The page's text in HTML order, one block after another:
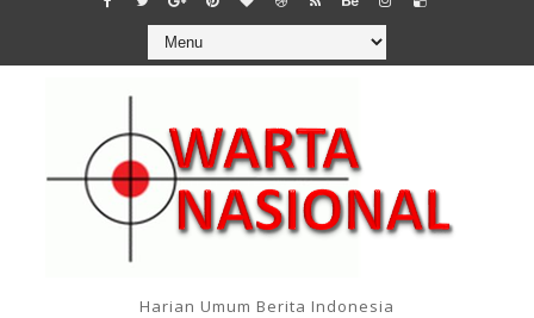
Harian Umum Berita Indonesia